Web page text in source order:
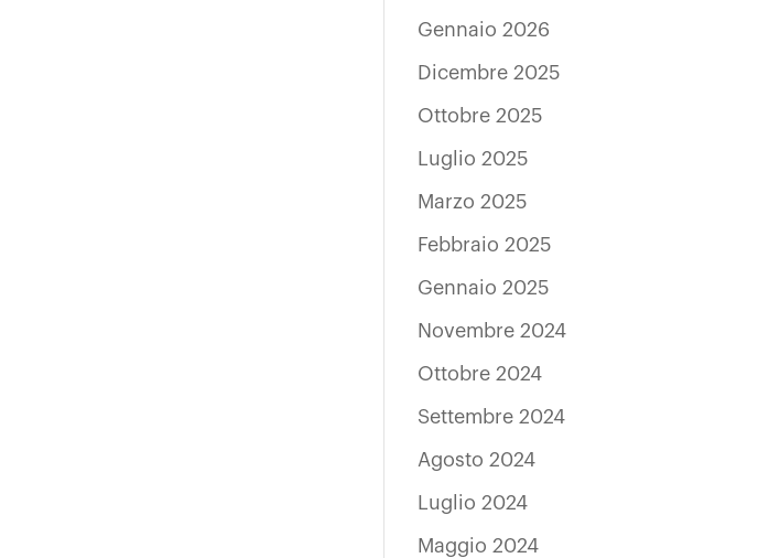
Gennaio 2026
Dicembre 2025
Ottobre 2025
Luglio 2025
Marzo 2025
Febbraio 2025
Gennaio 2025
Novembre 2024
Ottobre 2024
Settembre 2024
Agosto 2024
Luglio 2024
Maggio 2024